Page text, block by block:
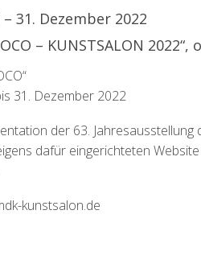
– 31. Dezember 2022
– KUNSTSALON 2022“,
31. Dezember 2022
der 63. Jahresausstellung
dafür eingerichteten
kunstsalon.de